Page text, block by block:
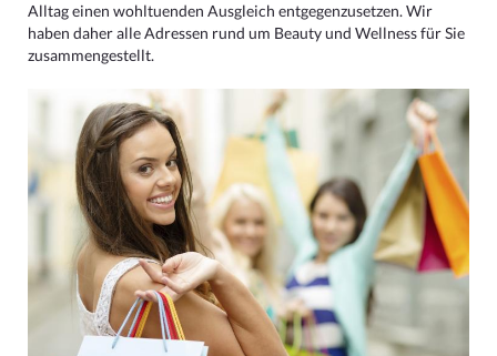
Alltag einen wohltuenden Ausgleich entgegenzusetzen. Wir
haben daher alle Adressen rund um Beauty und Wellness für Sie
zusammengestellt.